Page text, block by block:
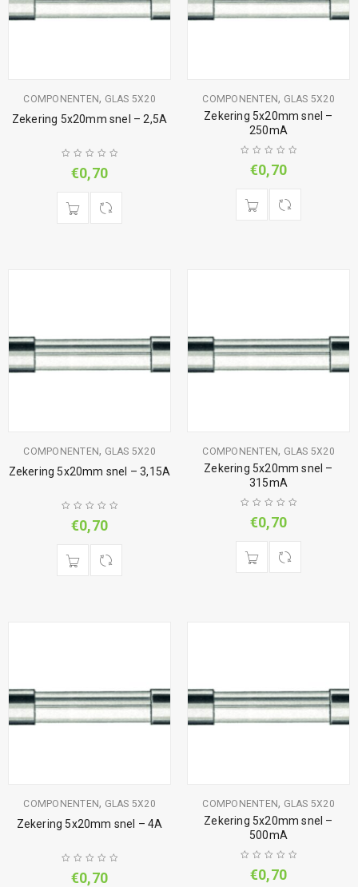
COMPONENTEN, GLAS 5X20
Zekering 5x20mm snel – 2,5A
€0,70
COMPONENTEN, GLAS 5X20
Zekering 5x20mm snel –
250mA
€0,70
COMPONENTEN, GLAS 5X20
Zekering 5x20mm snel – 3,15A
€0,70
COMPONENTEN, GLAS 5X20
Zekering 5x20mm snel –
315mA
€0,70
COMPONENTEN, GLAS 5X20
Zekering 5x20mm snel – 4A
€0,70
COMPONENTEN, GLAS 5X20
Zekering 5x20mm snel –
500mA
€0,70